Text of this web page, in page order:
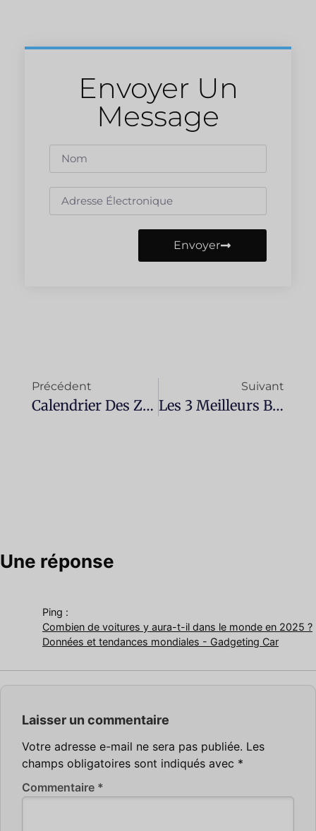
Envoyer Un
Message
Envoyer
Précédent
Calendrier Des Zones À Faibles Émissions En Espagne : Dates Clés Par Ville Et Informations Importantes Avant De Prendre Le Volant
Suivant
Les 3 Meilleurs Blousons De Motard En 2026
Une réponse
Ping :
Combien de voitures y aura-t-il dans le monde en 2025 ?
Données et tendances mondiales - Gadgeting Car
Laisser un commentaire
Votre adresse e-mail ne sera pas publiée. Les
champs obligatoires sont indiqués avec *
Commentaire *